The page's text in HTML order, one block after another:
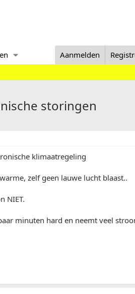
Aanmelden
storingen
klimaatregeling
zelf geen lauwe lucht blaast..
NIET.
minuten hard en neemt veel